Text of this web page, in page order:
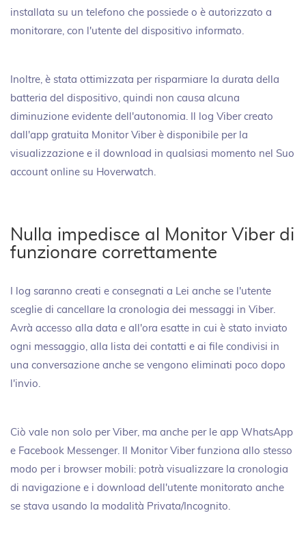
installata su un telefono che possiede o è autorizzato a
monitorare, con l'utente del dispositivo informato.
Inoltre, è stata ottimizzata per risparmiare la durata della
batteria del dispositivo, quindi non causa alcuna
diminuzione evidente dell'autonomia. Il log Viber creato
dall'app gratuita Monitor Viber è disponibile per la
visualizzazione e il download in qualsiasi momento nel Suo
account online su Hoverwatch.
Nulla impedisce al Monitor Viber di
funzionare correttamente
I log saranno creati e consegnati a Lei anche se l'utente
sceglie di cancellare la cronologia dei messaggi in Viber.
Avrà accesso alla data e all'ora esatte in cui è stato inviato
ogni messaggio, alla lista dei contatti e ai file condivisi in
una conversazione anche se vengono eliminati poco dopo
l'invio.
Ciò vale non solo per Viber, ma anche per le app WhatsApp
e Facebook Messenger. Il Monitor Viber funziona allo stesso
modo per i browser mobili: potrà visualizzare la cronologia
di navigazione e i download dell'utente monitorato anche
se stava usando la modalità Privata/Incognito.